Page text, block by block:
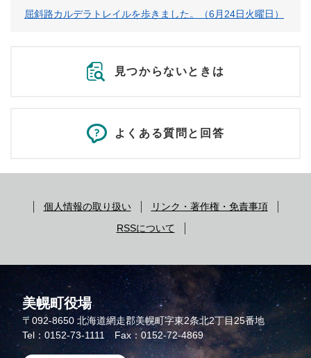
屈斜路カルデラトレイルを歩きました。（6月24日火曜日）
見つからないときは
よくある質問と回答
個人情報の取り扱い
リンク・著作権・免責事項
RSSについて
美幌町役場
〒092-8650 北海道網走郡美幌町字東2条北2丁目25番地
Tel：0152-73-1111 Fax：0152-72-4869